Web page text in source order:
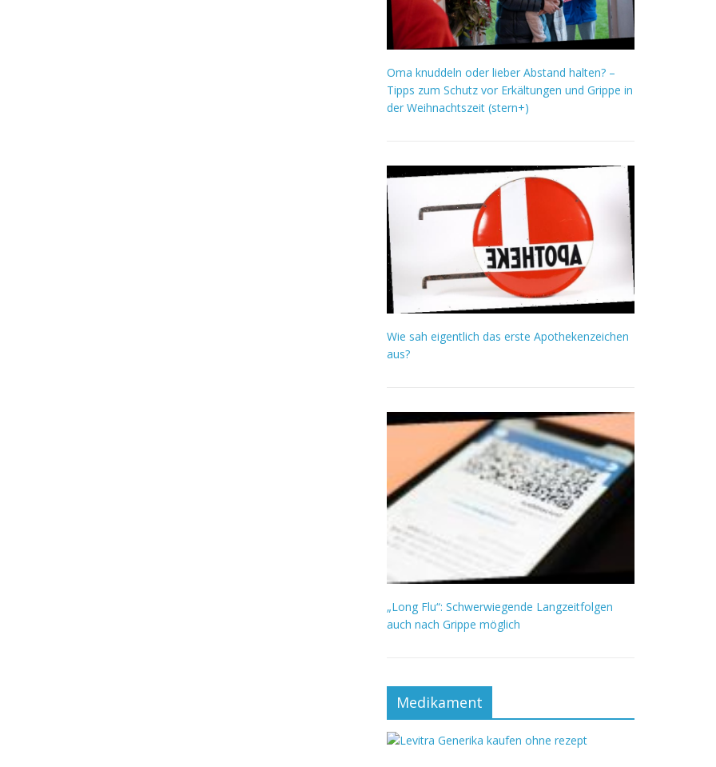
Oma knuddeln oder lieber Abstand halten? –
Tipps zum Schutz vor Erkältungen und Grippe in
der Weihnachtszeit (stern+)
Wie sah eigentlich das erste Apothekenzeichen
aus?
„Long Flu“: Schwerwiegende Langzeitfolgen
auch nach Grippe möglich
Medikament